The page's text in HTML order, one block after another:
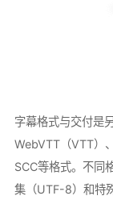
字幕格式与交付是
WebVTT（VTT）
SCC等格式。不同
集（UTF-8）和特